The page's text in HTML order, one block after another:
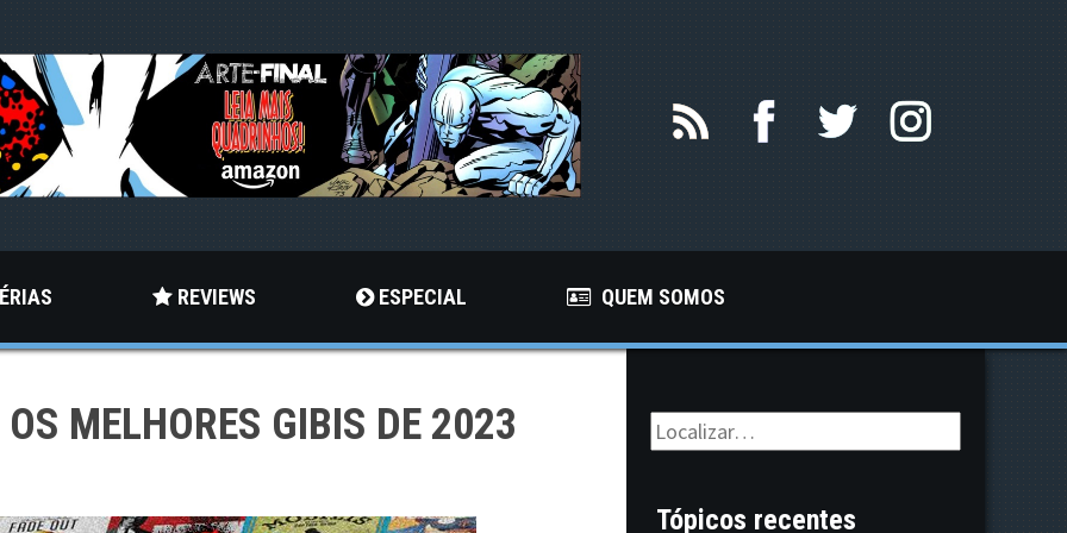
REVIEWS ESPECIAL QUEM SOMOS
MELHORES GIBIS DE 2023
Tópicos recentes